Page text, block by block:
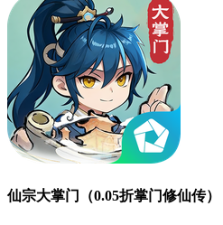
仙宗大掌门（0.05折掌门修仙传）